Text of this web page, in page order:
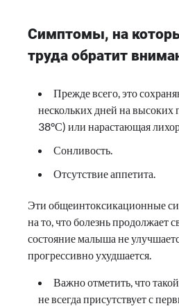
Симптомы, на
труда обратит
Прежде всего, это
нескольких дней на высоких
38°С) или нарастающая
Сонливость.
Отсутствие аппетита.
Эти общеинтоксикационные
на то, что болезнь продолжает
состояние малыша не
прогрессивно ухудшается.
Важно отметить, что
не всегда присутствует с